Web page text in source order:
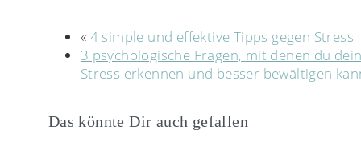
« 4 simple und effektive Tipps gegen Stress
3 psychologische Fragen, mit denen du
Stress erkennen und besser bewältigen
Das könnte Dir auch gefallen